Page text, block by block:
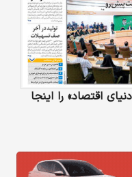
اقتصاد» را اینجا